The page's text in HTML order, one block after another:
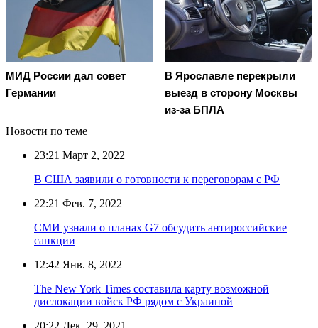
МИД России дал совет
Германии
В Ярославле перекрыли
выезд в сторону Москвы
из-за БПЛА
Новости по теме
23:21 Март 2, 2022
В США заявили о готовности к переговорам с РФ
22:21 Фев. 7, 2022
СМИ узнали о планах G7 обсудить антироссийские
санкции
12:42 Янв. 8, 2022
The New York Times составила карту возможной
дислокации войск РФ рядом с Украиной
20:22 Дек. 29, 2021